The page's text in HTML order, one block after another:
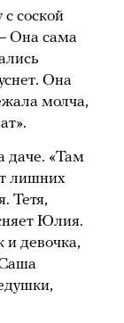
соской
Она сама
Она
молча,
даче. «Там
лишних
Тетя,
Юлия.
и девочка,